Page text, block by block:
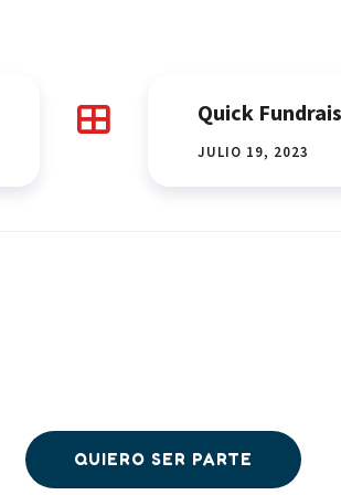
Quick
JULIO 19, 2023
QUIERO SER PARTE